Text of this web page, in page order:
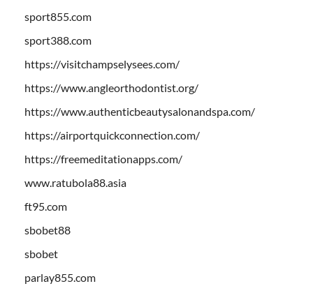
sport855.com
sport388.com
https://visitchampselysees.com/
https://www.angleorthodontist.org/
https://www.authenticbeautysalonandspa.com/
https://airportquickconnection.com/
https://freemeditationapps.com/
www.ratubola88.asia
ft95.com
sbobet88
sbobet
parlay855.com